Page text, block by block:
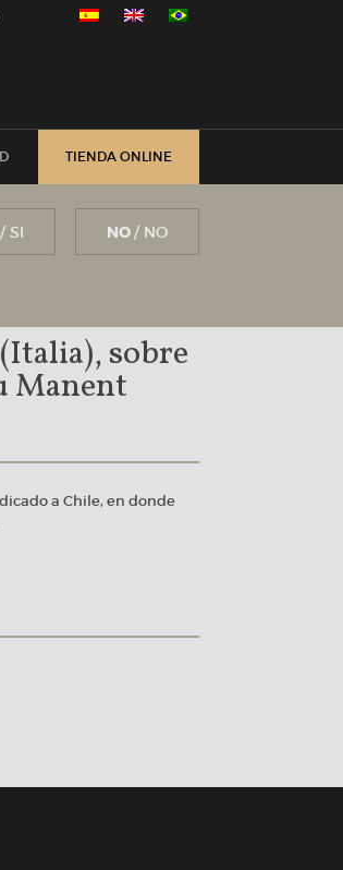
TIENDA ONLINE
sobre
Manent
a Chile, en donde
/ SI NO / NO